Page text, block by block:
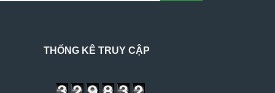
THỐNG KÊ TRUY CẬP